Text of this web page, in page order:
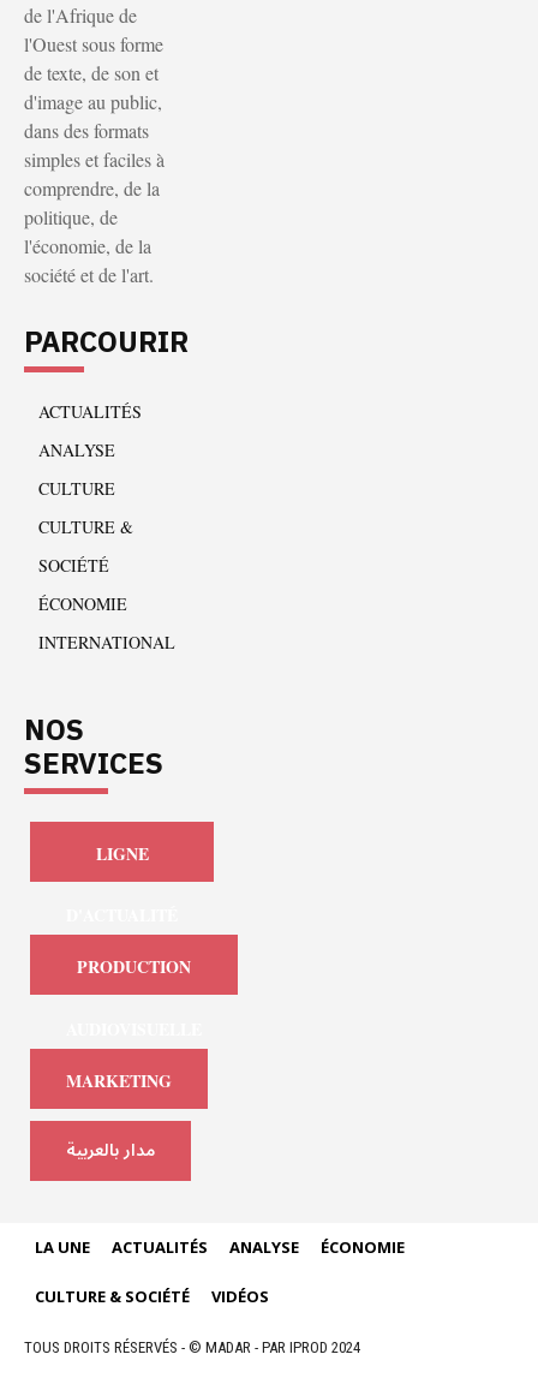
de l'Afrique de
l'Ouest sous forme
de texte, de son et
d'image au public,
dans des formats
simples et faciles à
comprendre, de la
politique, de
l'économie, de la
société et de l'art.
PARCOURIR
ACTUALITÉS
ANALYSE
CULTURE
CULTURE &
SOCIÉTÉ
ÉCONOMIE
INTERNATIONAL
NOS
SERVICES
LIGNE
PRODUCTION
MARKETING
مدار بالعربية
LA UNE ACTUALITÉS ANALYSE ÉCONOMIE
CULTURE & SOCIÉTÉ VIDÉOS
TOUS DROITS RÉSERVÉS - © MADAR - PAR IPROD 2024